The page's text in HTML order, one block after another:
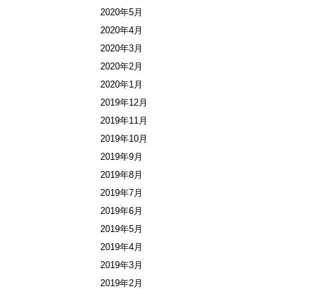
2020年5月
2020年4月
2020年3月
2020年2月
2020年1月
2019年12月
2019年11月
2019年10月
2019年9月
2019年8月
2019年7月
2019年6月
2019年5月
2019年4月
2019年3月
2019年2月